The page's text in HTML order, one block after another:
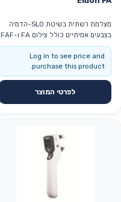
מצלמת רשתית בשיטת SLO-הדמיה
בצבעים אמיתיים כולל צילום FA ו-FAF
אפשרות לצילום וידיאו של ה-FA ללא
צורך בהרחבת אישונים בדיקה באישון
צר במיוחד (עד 2 מ"מ) שדה ראייה של
60 מעלות ברשתית אפשרות למוזאיקה
עד 150 מעלות הפעלה בעזרת טאבלט
מצב עבודה אוטומטי או ידני
לפרטי המוצר
Log in to see price and
purchase this product.